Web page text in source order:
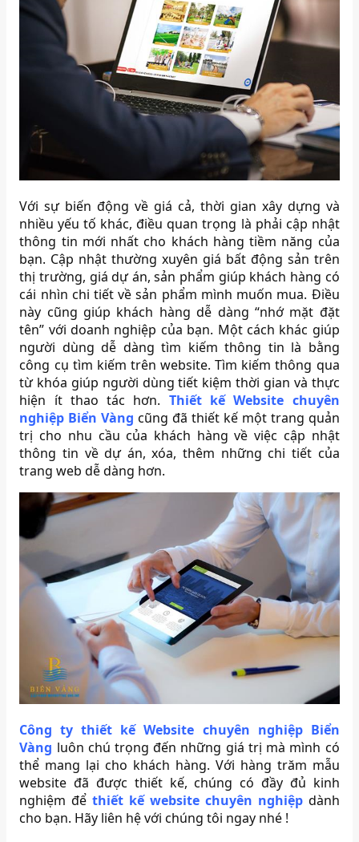
Với sự biến động về giá cả, thời gian xây dựng và
nhiều yếu tố khác, điều quan trọng là phải cập nhật
thông tin mới nhất cho khách hàng tiềm năng của
bạn. Cập nhật thường xuyên giá bất động sản trên
thị trường, giá dự án, sản phẩm giúp khách hàng có
cái nhìn chi tiết về sản phẩm mình muốn mua. Điều
này cũng giúp khách hàng dễ dàng “nhớ mặt đặt
tên” với doanh nghiệp của bạn. Một cách khác giúp
người dùng dễ dàng tìm kiếm thông tin là bằng
công cụ tìm kiếm trên website. Tìm kiếm thông qua
từ khóa giúp người dùng tiết kiệm thời gian và thực
hiện ít thao tác hơn. Thiết kế Website chuyên
nghiệp Biển Vàng cũng đã thiết kế một trang quản
trị cho nhu cầu của khách hàng về việc cập nhật
thông tin về dự án, xóa, thêm những chi tiết của
trang web dễ dàng hơn.
Công ty thiết kế Website chuyên nghiệp Biển
Vàng luôn chú trọng đến những giá trị mà mình có
thể mang lại cho khách hàng. Với hàng trăm mẫu
website đã được thiết kế, chúng có đầy đủ kinh
nghiệm đểthiết kế website chuyên nghiệpdành
cho bạn. Hãy liên hệ với chúng tôi ngay nhé !